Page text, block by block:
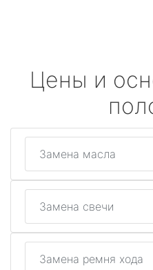
Цены и
Замена масла
Замена свечи
Замена ремня хода